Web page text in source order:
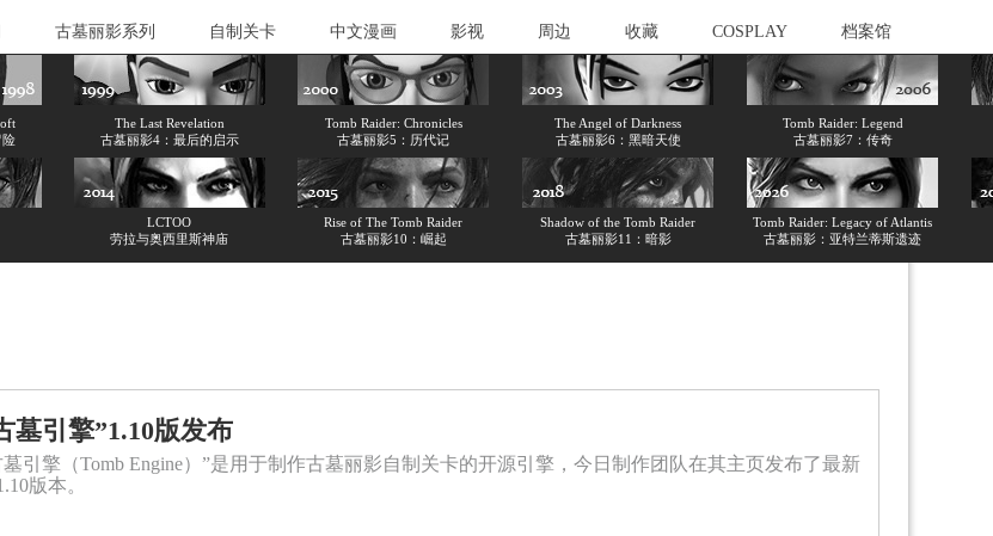
古墓丽影系列 自制关卡 中文漫画 影视 周边 收藏 COSPLAY 档案馆
The Last Revelation
古墓丽影4：最后的启示
Tomb Raider: Chronicles
古墓丽影5：历代记
The Angel of Darkness
古墓丽影6：黑暗天使
Tomb Raider: Legend
古墓丽影7：传奇
LCTOO
劳拉与奥西里斯神庙
Rise of The Tomb Raider
古墓丽影10：崛起
Shadow of the Tomb Raider
古墓丽影11：暗影
Tomb Raider: Legacy of Atlantis
古墓丽影：亚特兰蒂斯遗迹
墓引擎”1.10版发布
墓引擎（Tomb Engine）”是用于制作古墓丽影自制关卡的开源引擎，今日制作团队在其主页发布了最新
版本。